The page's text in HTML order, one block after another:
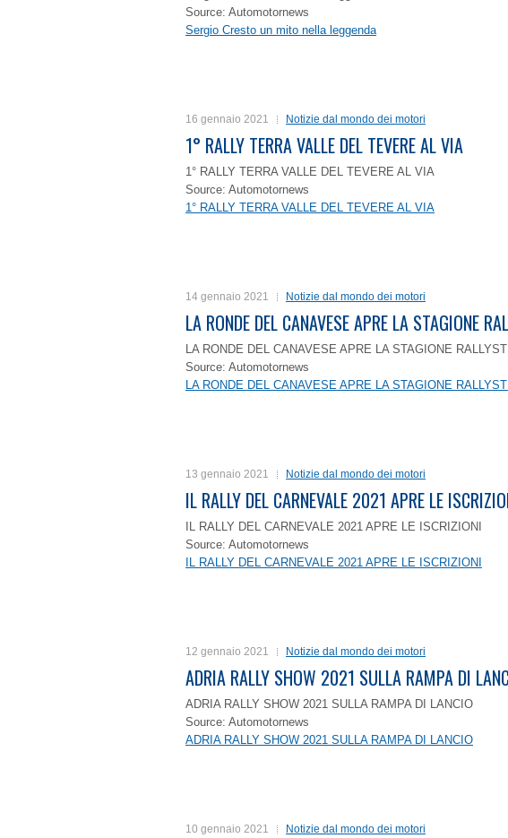
Source: Automotornews
Sergio Cresto un mito nella leggenda
16 gennaio 2021 Notizie dal mondo dei motori
1° RALLY TERRA VALLE DEL TEVERE AL VIA
1° RALLY TERRA VALLE DEL TEVERE AL VIA
Source: Automotornews
1° RALLY TERRA VALLE DEL TEVERE AL VIA
14 gennaio 2021 Notizie dal mondo dei motori
LA RONDE DEL CANAVESE APRE LA STAGIONE
LA RONDE DEL CANAVESE APRE LA STAGIONE
Source: Automotornews
LA RONDE DEL CANAVESE APRE LA STAGIONE
13 gennaio 2021 Notizie dal mondo dei motori
IL RALLY DEL CARNEVALE 2021 APRE LE
IL RALLY DEL CARNEVALE 2021 APRE LE ISCRIZIONI
Source: Automotornews
IL RALLY DEL CARNEVALE 2021 APRE LE ISCRIZIONI
12 gennaio 2021 Notizie dal mondo dei motori
ADRIA RALLY SHOW 2021 SULLA RAMPA DI
ADRIA RALLY SHOW 2021 SULLA RAMPA DI LANCIO
Source: Automotornews
ADRIA RALLY SHOW 2021 SULLA RAMPA DI LANCIO
10 gennaio 2021 Notizie dal mondo dei motori